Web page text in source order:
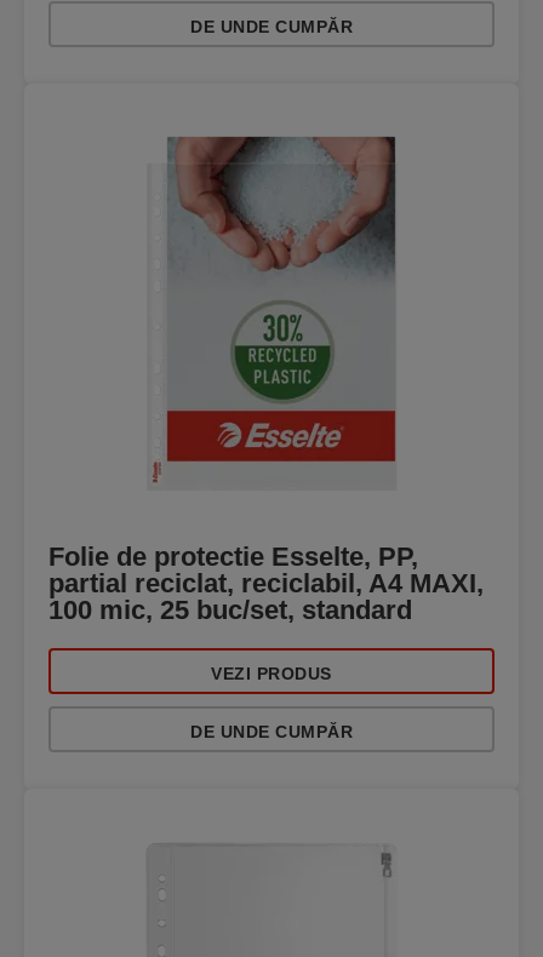
DE UNDE CUMPĂR
Folie de protectie Esselte, PP,
partial reciclat, reciclabil, A4 MAXI,
100 mic, 25 buc/set, standard
VEZI PRODUS
DE UNDE CUMPĂR